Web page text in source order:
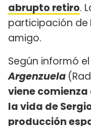
abrupto retiro.
participación de
amigo.
Según informó
Argenzuela
viene
la vida de
producción